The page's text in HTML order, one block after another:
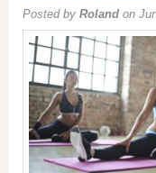
Posted by Roland on